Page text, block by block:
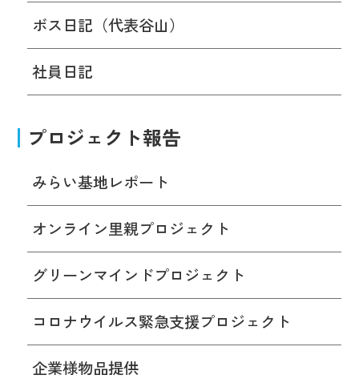
ボス日記（代表谷山）
社員日記
プロジェクト報告
みらい基地レポート
オンライン里親プロジェクト
グリーンマインドプロジェクト
コロナウイルス緊急支援プロジェクト
企業様物品提供